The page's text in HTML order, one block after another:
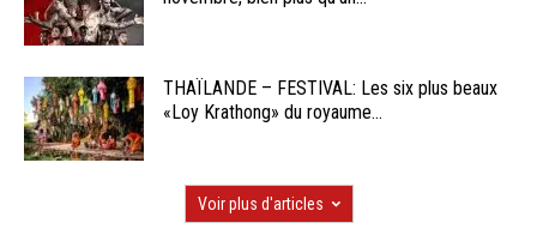
THAÏLANDE – FESTIVAL: Les six plus beaux
«Loy Krathong» du royaume...
Voir plus d'articles